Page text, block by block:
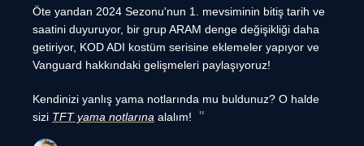
Öte yandan 2024 Sezonu'nun 1. mevsiminin bitiş tarih ve
saatini duyuruyor, bir grup ARAM denge değişikliği daha
getiriyor, KOD ADI kostüm serisine eklemeler yapıyor ve
Vanguard hakkındaki gelişmeleri paylaşıyoruz!
Kendinizi yanlış yama notlarında mu buldunuz? O halde
sizi TFT yama notlarına alalım!